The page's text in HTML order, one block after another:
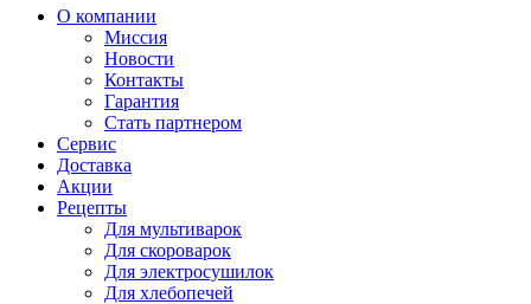
О компании
Миссия
Новости
Контакты
Гарантия
Стать партнером
Сервис
Доставка
Акции
Рецепты
Для мультиварок
Для скороварок
Для электросушилок
Для хлебопечей